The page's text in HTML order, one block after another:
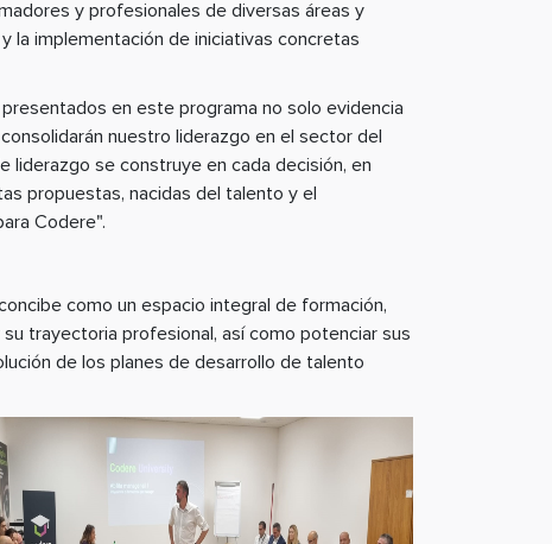
y profesionales de diversas áreas y
la implementación de iniciativas concretas
en este programa no solo evidencia
nuestro liderazgo en el sector del
liderazgo se construye en cada decisión, en
propuestas, nacidas del talento y el
Codere".
como un espacio integral de formación,
trayectoria profesional, así como potenciar sus
de los planes de desarrollo de talento